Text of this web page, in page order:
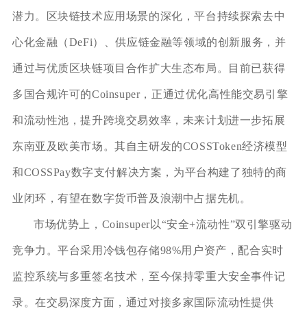
潜力。区块链技术应用场景的深化，平台持续探索去中
心化金融（DeFi）、供应链金融等领域的创新服务，并
通过与优质区块链项目合作扩大生态布局。目前已获得
多国合规许可的Coinsuper，正通过优化高性能交易引擎
和流动性池，提升跨境交易效率，未来计划进一步拓展
东南亚及欧美市场。其自主研发的COSSToken经济模型
和COSSPay数字支付解决方案，为平台构建了独特的商
业闭环，有望在数字货币普及浪潮中占据先机。
市场优势上，Coinsuper以“安全+流动性”双引擎驱动
竞争力。平台采用冷钱包存储98%用户资产，配合实时
监控系统与多重签名技术，至今保持零重大安全事件记
录。在交易深度方面，通过对接多家国际流动性提供